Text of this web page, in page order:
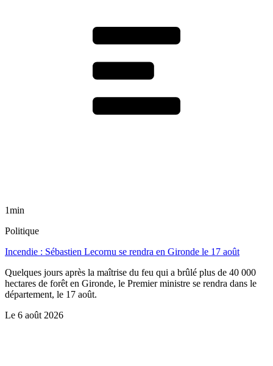
1min
Politique
Incendie : Sébastien Lecornu se rendra en Gironde le 17 août
Quelques jours après la maîtrise du feu qui a brûlé plus de 40 000
hectares de forêt en Gironde, le Premier ministre se rendra dans le
département, le 17 août.
Le 6 août 2026